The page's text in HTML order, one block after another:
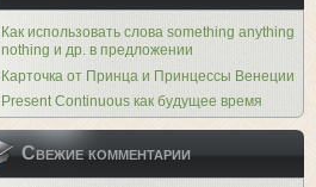
Как использовать слова something anything
nothing и др. в предложении
Карточка от Принца и Принцессы Венеции
Present Continuous как будущее время
Свежие комментарии